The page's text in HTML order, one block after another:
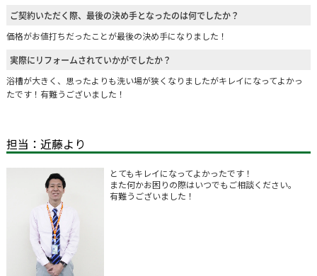
ご契約いただく際、最後の決め手となったのは何でしたか？
価格がお値打ちだったことが最後の決め手になりました！
実際にリフォームされていかがでしたか？
浴槽が大きく、思ったよりも洗い場が狭くなりましたがキレイになってよかっ
たです！有難うございました！
担当：近藤より
とてもキレイになってよかったです！
また何かお困りの際はいつでもご相談ください。
有難うございました！